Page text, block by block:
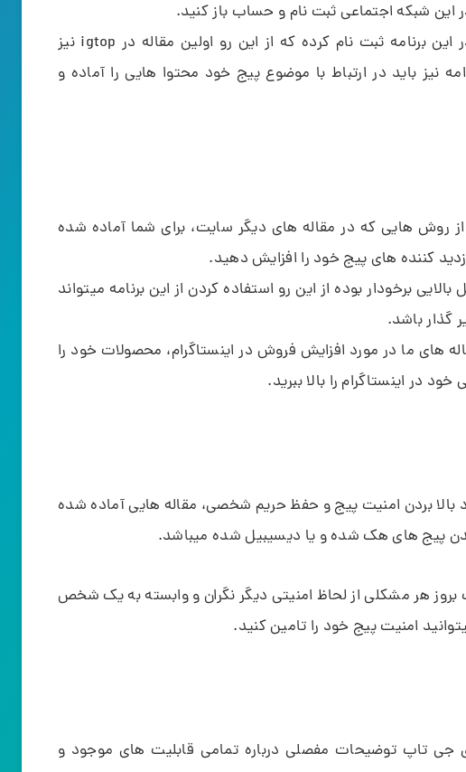
شبکه اجتماعی ثبت نام و حساب باز کنید.
برای استفاده از اینستاگرام باید ابتدا در این برنامه ثبت نام کرده که از این رو اولین مقاله در igtop نیز
نیز باید در ارتباط با موضوع پیج خود محتوا هایی را آماده و
از روش هایی که در مقاله های دیگر سایت، برای شما آماده شده
کننده های پیج خود را افزایش دهید.
برخودار بوده از این رو استفاده کردن از این برنامه میتواند
گذار باشد.
های ما در مورد افزایش فروش در اینستاگرام، محصولات خود را
در اینستاگرام را بالا ببرید.
بردن امنیت پیج و حفظ حریم شخصی، مقاله هایی آماده شده
پیج های هک شده و یا دیسیبیل شده میباشد.
هر مشکلی از لحاظ امنیتی دیگر نگران و وابسته به یک شخص
امنیت پیج خود را تامین کنید.
جی تاپ توضیحات مفصلی درباره تمامی قابلیت های موجود و